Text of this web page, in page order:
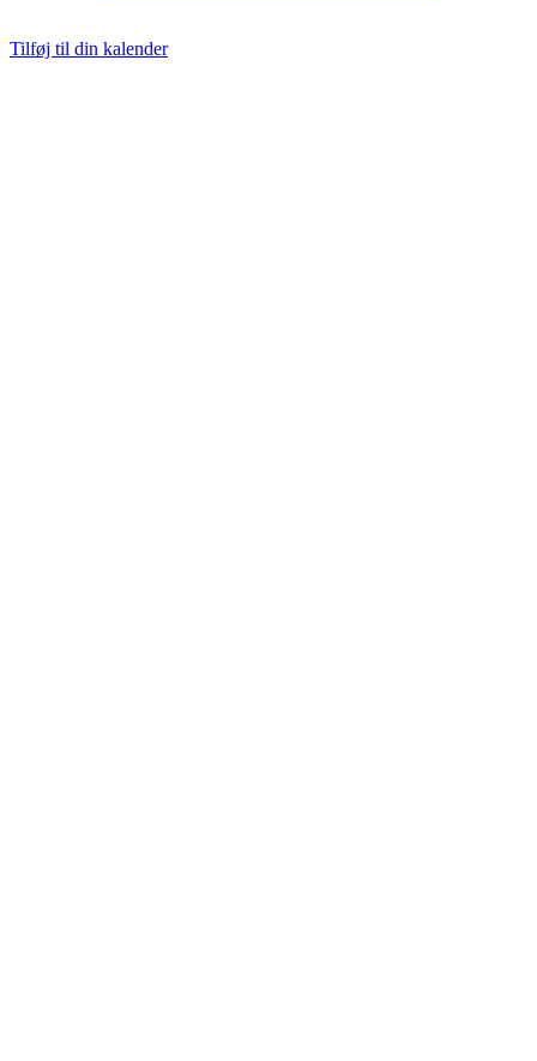
Tilføj til din kalender